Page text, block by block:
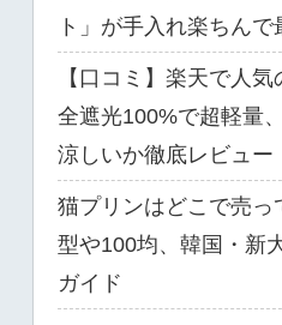
ト」が手入れ楽ちんで
【口コミ】楽天で人
全遮光100%で超軽量
涼しいか徹底レビュー
猫プリンはどこで売っ
型や100均、韓国・新
ガイド